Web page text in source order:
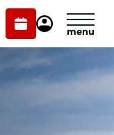
Plan
onderhoud
Mijn
Welman